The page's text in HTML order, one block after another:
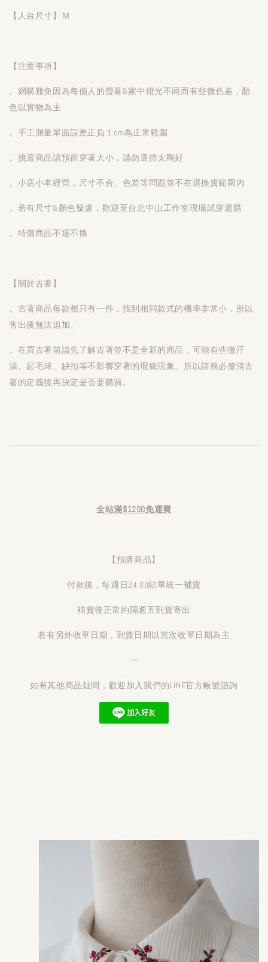
【人台尺寸】Ｍ
【注意事項】
。網購難免因為每個人的螢幕&家中燈光不同而有些微色差，顏
色以實物為主
。手工測量單面誤差正負１cm為正常範圍
。挑選商品請預留穿著大小，請勿選得太剛好
。小店小本經營，尺寸不合、色差等問題並不在退換貨範圍內
。若有尺寸&顏色疑慮，歡迎至台北中山工作室現場試穿選購
。特價商品不退不換
【關於古著】
。古著商品每款都只有一件，找到相同款式的機率非常小，所以
售出後無法追加。
。在買古著前請先了解古著並不是全新的商品，可能有些微汙
漬、起毛球、缺扣等不影響穿著的瑕疵現象。所以請務必釐清古
著的定義後再決定是否要購買。
全站滿$1200免運費
【預購商品】
付款後，每週日24:00結單統一補貨
補貨後正常約隔週五到貨寄出
若有另外收單日期，到貨日期以當次收單日期為主
---
如有其他商品疑問，歡迎加入我們的LINE官方帳號諮詢